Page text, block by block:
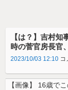
【は？】吉村
時の菅官房長官
2023/10/03 12:10 コ